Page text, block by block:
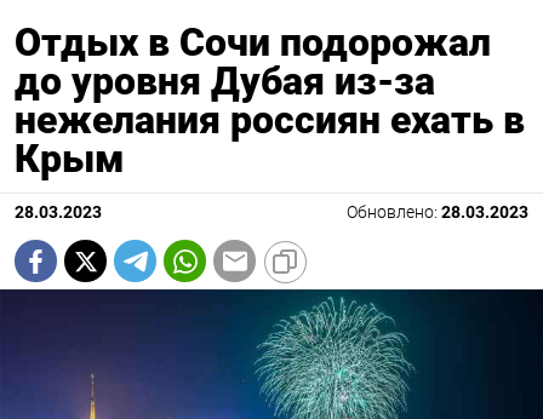
Отдых в Сочи подорожал
до уровня Дубая из-за
нежелания россиян ехать в
Крым
28.03.2023 Обновлено: 28.03.2023